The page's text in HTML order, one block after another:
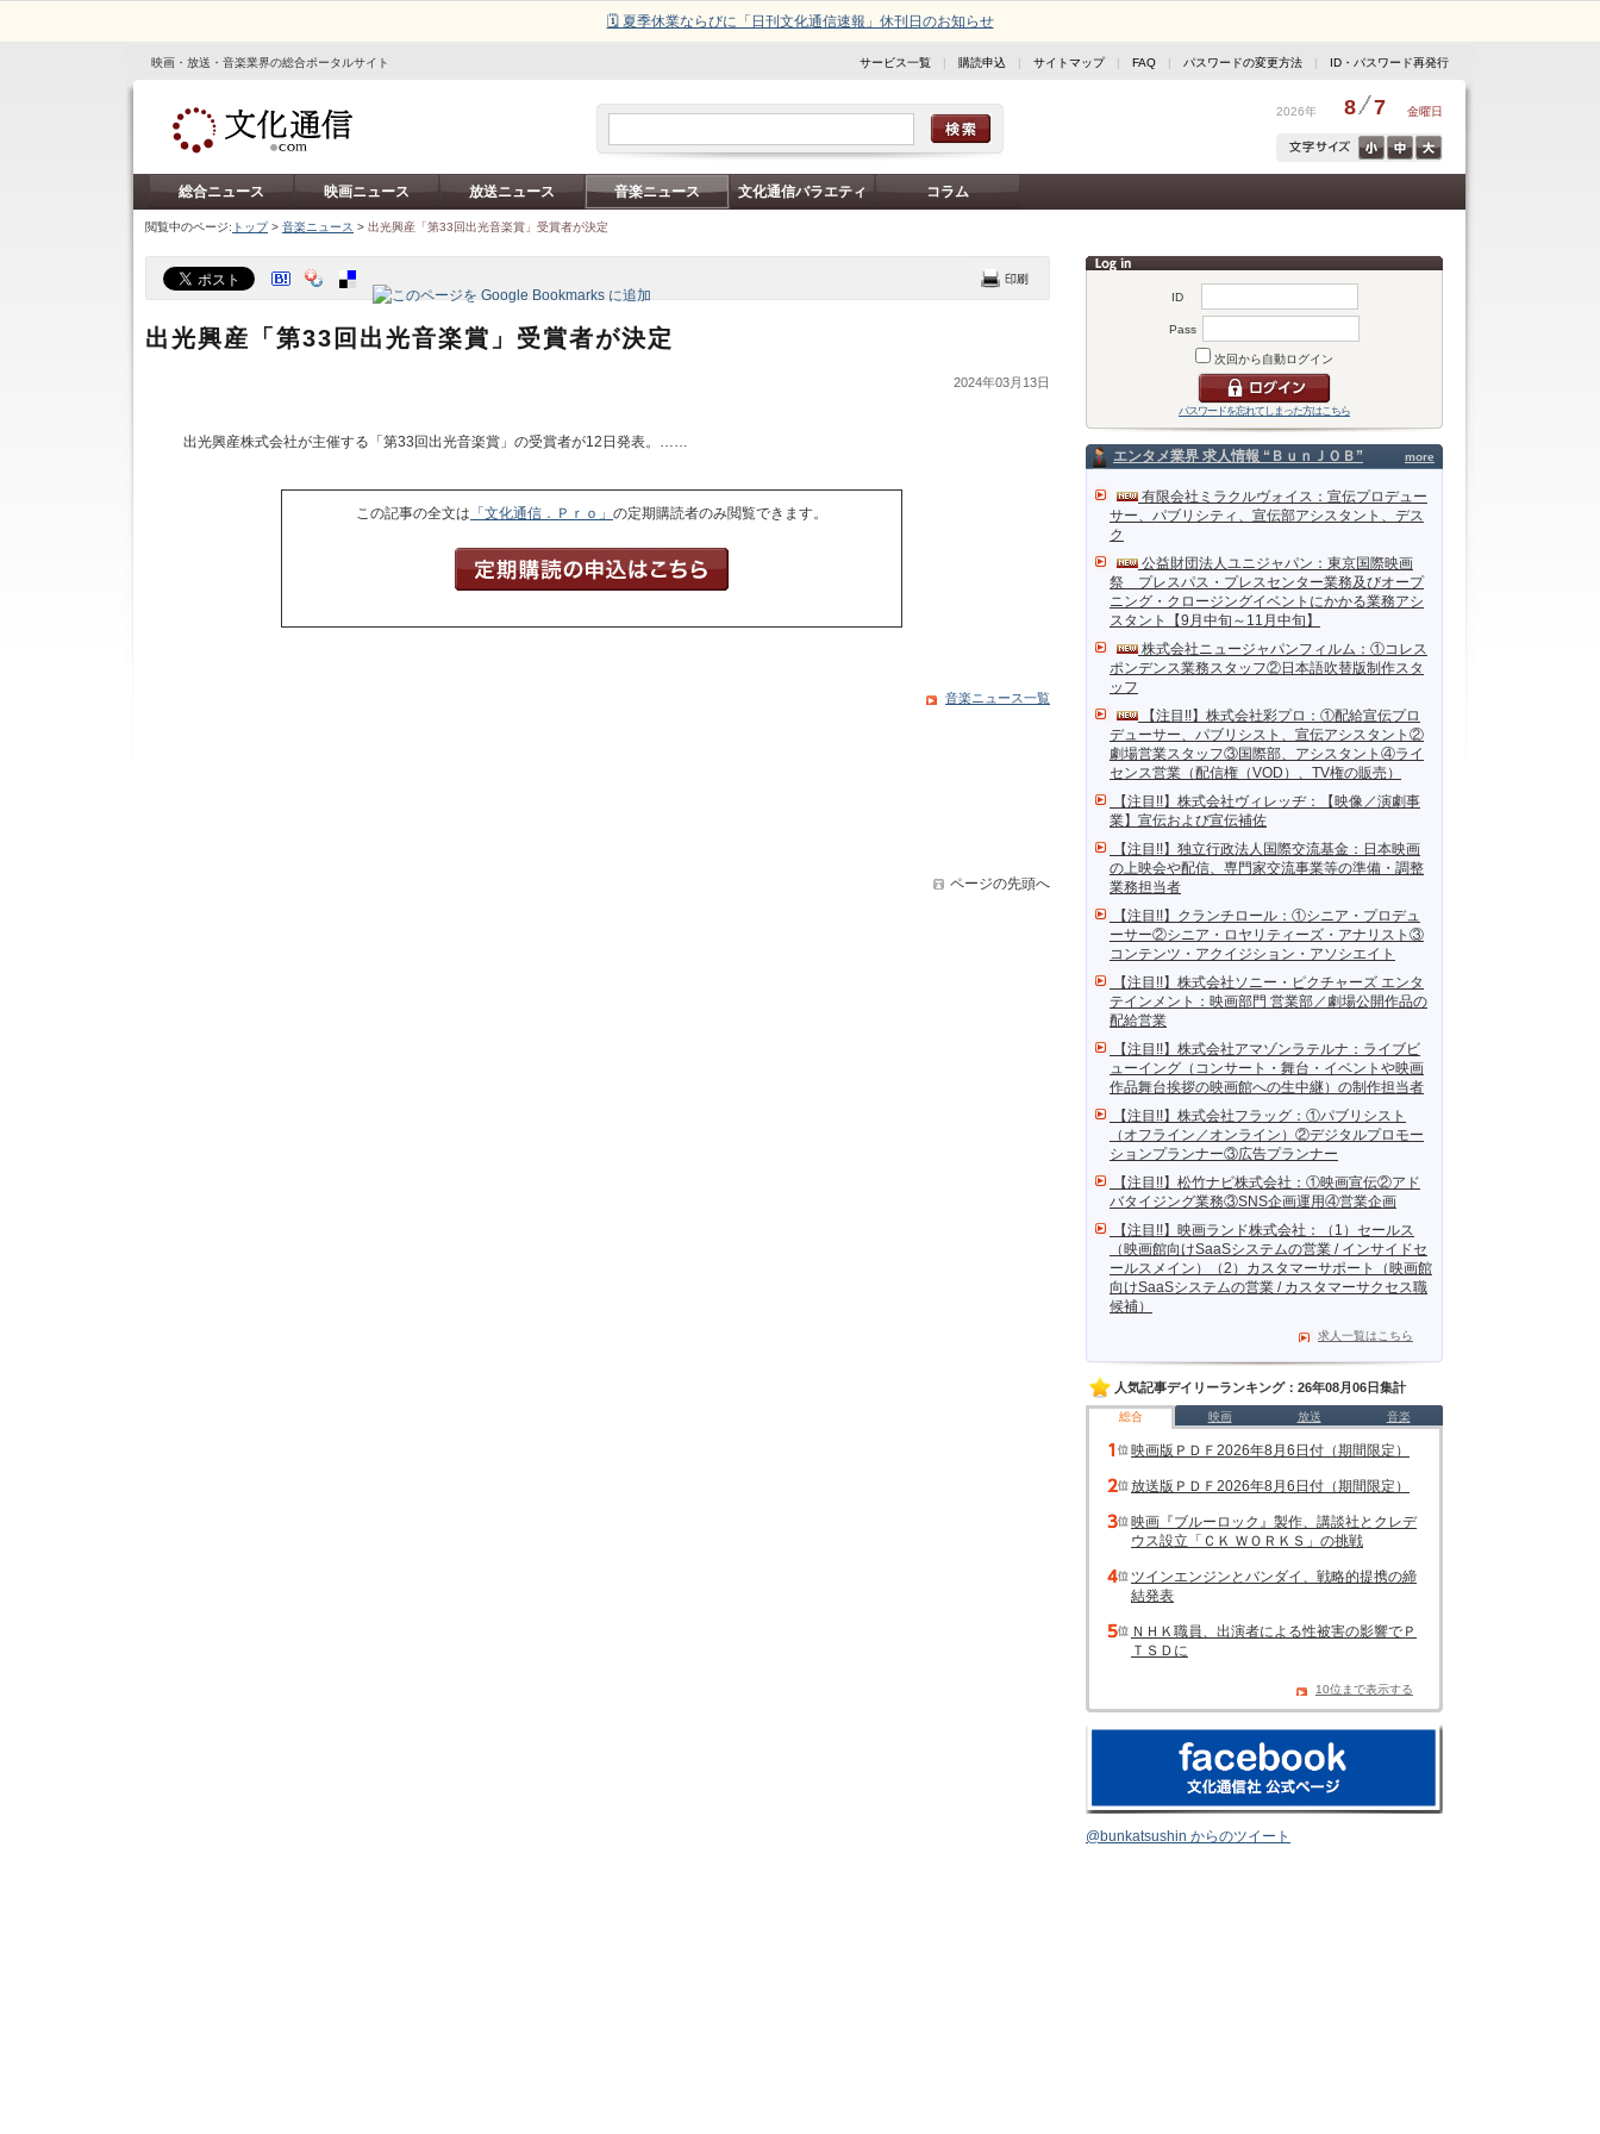
🗓️ 夏季休業ならびに「日刊文化通信速報」休刊日のお知らせ
映画・放送・音楽業界の総合ポータルサイト サービス一覧 | 購読申込 | サイトマップ| FAQ | パスワードの変更方法 | ID・パスワード再発行
2026年 8 7 金曜日
総合ニュース 映画ニュース 放送ニュース 音楽ニュース 文化通信バラエティ コラム
閲覧中のページ: トップ> 音楽ニュース > 出光興産「第33回出光音楽賞」受賞者が決定
ID
Pass
次回から自動ログイン
パスワードを忘れてしまった方はこちら
more
エンタメ業界 求人情報 “ＢｕｎＪＯＢ”
有限会社ミラクルヴォイス：宣伝プロデュー
サー、パブリシティ、宣伝部アシスタント、デス
ク
公益財団法人ユニジャパン：東京国際映画
祭 プレスパス・プレスセンター業務及びオープ
ニング・クロージングイベントにかかる業務アシ
スタント【9月中旬～11月中旬】
株式会社ニュージャパンフィルム：①コレス
ポンデンス業務スタッフ②日本語吹替版制作スタ
ッフ
【注目!!】株式会社彩プロ：①配給宣伝プロ
デューサー、パブリシスト、宣伝アシスタント②
劇場営業スタッフ③国際部、アシスタント④ライ
センス営業（配信権（VOD）、TV権の販売）
【注目!!】株式会社ヴィレッヂ：【映像／演劇事
業】宣伝および宣伝補佐
【注目!!】独立行政法人国際交流基金：日本映画
の上映会や配信、専門家交流事業等の準備・調整
業務担当者
【注目!!】クランチロール：①シニア・プロデュ
ーサー②シニア・ロヤリティーズ・アナリスト③
コンテンツ・アクイジション・アソシエイト
【注目!!】株式会社ソニー・ピクチャーズ エンタ
テインメント：映画部門 営業部／劇場公開作品の
配給営業
【注目!!】株式会社アマゾンラテルナ：ライブビ
ューイング（コンサート・舞台・イベントや映画
作品舞台挨拶の映画館への生中継）の制作担当者
【注目!!】株式会社フラッグ：①パブリシスト
（オフライン／オンライン）②デジタルプロモー
ションプランナー③広告プランナー
【注目!!】松竹ナビ株式会社：①映画宣伝②アド
バタイジング業務③SNS企画運用④営業企画
【注目!!】映画ランド株式会社：（1）セールス
（映画館向けSaaSシステムの営業 / インサイドセ
ールスメイン）（2）カスタマーサポート（映画館
向けSaaSシステムの営業 / カスタマーサクセス職
候補）
求人一覧はこちら
人気記事デイリーランキング：26年08月06日集計
総合 映画 放送 音楽
映画版ＰＤＦ2026年8月6日付（期間限定）
放送版ＰＤＦ2026年8月6日付（期間限定）
映画『ブルーロック』製作、講談社とクレデ
ウス設立「ＣＫ ＷＯＲＫＳ」の挑戦
ツインエンジンとバンダイ、戦略的提携の締
結発表
ＮＨＫ職員、出演者による性被害の影響でＰ
ＴＳＤに
10位まで表示する
@bunkatsushin からのツイート
出光興産「第33回出光音楽賞」受賞者が決定
2024年03月13日
出光興産株式会社が主催する「第33回出光音楽賞」の受賞者が12日発表。……
この記事の全文は 「文化通信．Ｐｒｏ」 の定期購読者のみ閲覧できます。
音楽ニュース一覧
ページの先頭へ